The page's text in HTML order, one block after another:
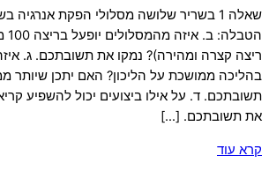
שאלה 1 בשריר שלושה מסלולי הפקת
ריצה קצרה ומהירה)? נמקו את תשובתכם. ג.
בהליכה ממושכת על הליכון? האם יתכן שיותר
תשובתכם. ד. על אילו ביצועים יכול להשפיע
את תשובתכם. […]
קרא עוד